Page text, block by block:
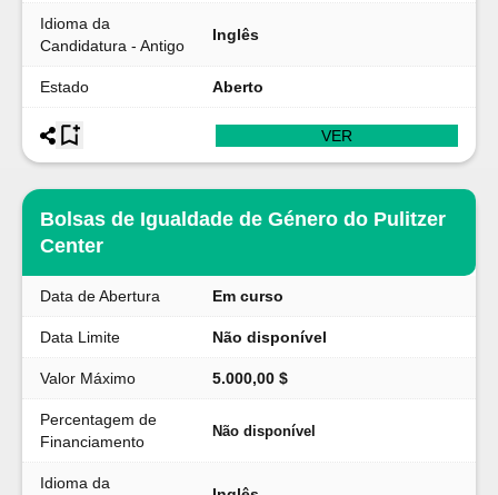
Idioma da
Candidatura - Antigo
Inglês
Estado Aberto
VER
Bolsas de Igualdade de Género do Pulitzer
Center
Data de Abertura Em curso
Data Limite Não disponível
Valor Máximo 5.000,00 $
Percentagem de
Financiamento
Não disponível
Idioma da